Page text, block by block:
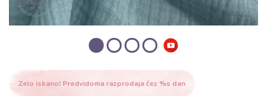
Zelo iskano! Predvidoma razprodaja čez %s dan